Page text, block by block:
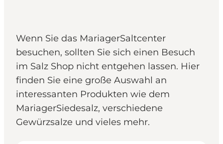
Wenn Sie das MariagerSaltcenter
besuchen, sollten Sie sich einen Besuch
im Salz Shop nicht entgehen lassen. Hier
finden Sie eine große Auswahl an
interessanten Produkten wie dem
MariagerSiedesalz, verschiedene
Gewürzsalze und vieles mehr.